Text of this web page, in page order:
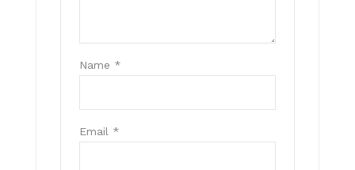
Name *
Email *